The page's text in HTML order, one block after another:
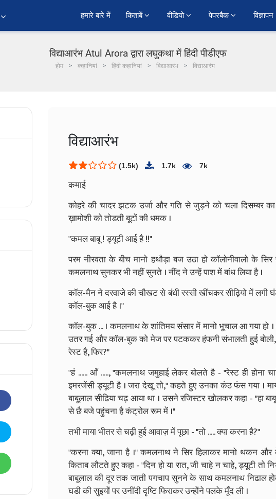
हमारे बारे में किताबें वीडियो पेपरबैक विज्ञापन
विद्याआरंभ Atul Arora द्वारा लघुकथा में हिंदी पीडीएफ
होम कहानियां हिंदी कहानियां विद्याआरंभ विद्याआरंभ
विद्याआरंभ
(1.5k) 1.7k 7k
कमाई
कोहरे की चादर झटक उर्जा और गति से जुड़ने को चला दिसम्बर
ख़ामोशी को तोडती बूटों की धमक ।
"कमल बाबू ! ड्यूटी आई है !!"
परम नीरवता के बीच मानो हथौड़ा बज उठा हो कॉलोनीवालो के
कमलनाथ सुनकर भी नहीं सुनते । नींद ने उन्हें पाश में बांध लिया है ।
कॉल-मैन ने दरवाजे की चौखट से बंधी रस्सी खींचकर सीढ़ियो में लगी
कॉल-बुक आई है ।"
कॉल-बुक ... । कमलनाथ के शांतिमय संसार में मानो भूचाल आ गया हो ।
उतर गई और कॉल-बुक को मेज पर पटककर हंफनी संभालती हुई
रेस्ट है, फिर?"
"हं ...... आँ ....., "कमलनाथ जमुहाई लेकर बोलते है - "रेस्ट ही होना
इमरजेंसी ड्यूटी है । जरा देखू तो," कहते हुए उनका कंठ फंस गया ।
बाबूलाल सीढिया चढ़ आया था । उसने रजिस्टर खोलकर कहा - "हा
से छै बजे पहुंचना है कंट्रोल रूम में ।"
तभी माया भीतर से चढ़ी हुई आवाज़ में पूछा - "तो ..... क्या करना है?"
"करना क्या, जाना है ।" कमलनाथ ने सिर हिलाकर मानो थकन
किताब लौटते हुए कहा - "दिन हो या रात, जी चाहे न चाहे, ड्यूटी तो
बाबूलाल की दूर तक जाती पगचाप सुनने के साथ कमलनाथ निढाल
घडी की सुइयों पर उनींदी दृष्टि फिराकर उन्होंने पलके मूँद ली ।